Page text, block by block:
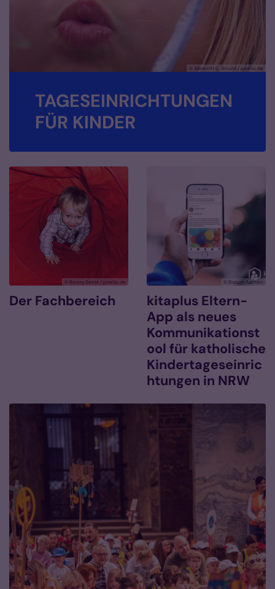
© Albrecht E. Arnold / pixelio.de
TAGESEINRICHTUNGEN
FÜR KINDER
© Ronny Senst / pixelio.de
Der Fachbereich
© Bistum Aachen
kitaplus Eltern-
App als neues
Kommunikationst
ool für katholische
Kindertageseinric
htungen in NRW